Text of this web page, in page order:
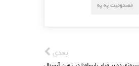
مصدومیت په په
بعدی